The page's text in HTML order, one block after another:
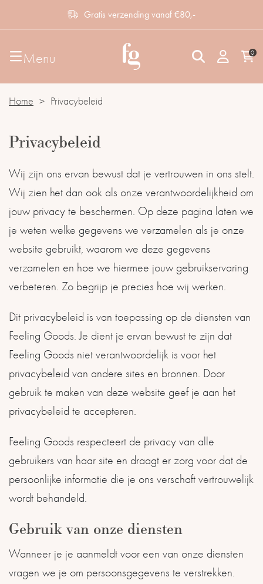
Gratis verzending vanaf €80,-
Menu 0
Home > Privacybeleid
Privacybeleid
Wij zijn ons ervan bewust dat je vertrouwen in ons stelt.
Wij zien het dan ook als onze verantwoordelijkheid om
jouw privacy te beschermen. Op deze pagina laten we
je weten welke gegevens we verzamelen als je onze
website gebruikt, waarom we deze gegevens
verzamelen en hoe we hiermee jouw gebruikservaring
verbeteren. Zo begrijp je precies hoe wij werken.
Dit privacybeleid is van toepassing op de diensten van
Feeling Goods. Je dient je ervan bewust te zijn dat
Feeling Goods niet verantwoordelijk is voor het
privacybeleid van andere sites en bronnen. Door
gebruik te maken van deze website geef je aan het
privacybeleid te accepteren.
Feeling Goods respecteert de privacy van alle
gebruikers van haar site en draagt er zorg voor dat de
persoonlijke informatie die je ons verschaft vertrouwelijk
wordt behandeld.
Gebruik van onze diensten
Wanneer je je aanmeldt voor een van onze diensten
vragen we je om persoonsgegevens te verstrekken.